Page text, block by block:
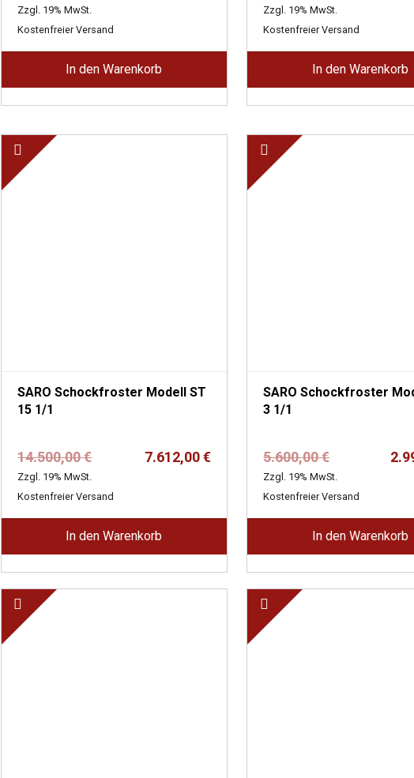
Preis
war:
4.704,00 €
Preis
ist:
2.516,00 €.
Zzgl. 19% MwSt.
Kostenfreier Versand
In den Warenkorb
Preis
war:
4.704,00 €
Preis
ist:
2.516,00 €.
Zzgl. 19% MwSt.
Kostenfreier Versand
In den Warenkorb
SARO Schockfroster Modell ST
15 1/1
14.500,00€Ursprünglicher
Preis
war:
14.500,00 €
7.612,00€
Aktueller
Preis
ist:
7.612,00 €.
Zzgl. 19% MwSt.
Kostenfreier Versand
In den Warenkorb
SARO Schockfroster Modell ST
3 1/1
5.600,00€
Preis
war:
5.600,00 €
Aktueller
Preis
ist:
2.996,00 €.
Zzgl. 19% MwSt.
Kostenfreier Versand
In den Warenkorb